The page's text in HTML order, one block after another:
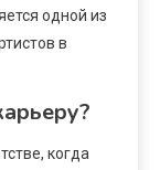
одной из
в
когда